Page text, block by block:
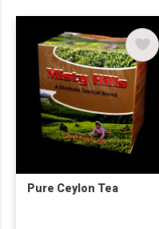
Pure Ceylon Tea